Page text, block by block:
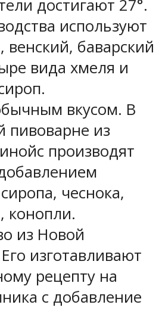
достигают 27°.
используют
венский, баварский
вида хмеля и
вкусом. В
пивоварне из
производят
чеснока,
конопли.
из Новой
изготавливают
рецепту на
с добавление